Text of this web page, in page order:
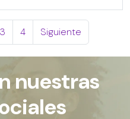
3 4 Siguiente
nuestras